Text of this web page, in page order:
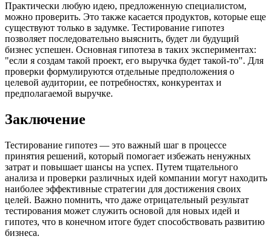
Практически любую идею, предложенную специалистом,
можно проверить. Это также касается продуктов, которые еще
существуют только в задумке. Тестирование гипотез
позволяет последовательно выяснить, будет ли будущий
бизнес успешен. Основная гипотеза в таких экспериментах:
"если я создам такой проект, его выручка будет такой-то". Для
проверки формулируются отдельные предположения о
целевой аудитории, ее потребностях, конкурентах и
предполагаемой выручке.
Заключение
Тестирование гипотез — это важный шаг в процессе
принятия решений, который помогает избежать ненужных
затрат и повышает шансы на успех. Путем тщательного
анализа и проверки различных идей компании могут находить
наиболее эффективные стратегии для достижения своих
целей. Важно помнить, что даже отрицательный результат
тестирования может служить основой для новых идей и
гипотез, что в конечном итоге будет способствовать развитию
бизнеса.